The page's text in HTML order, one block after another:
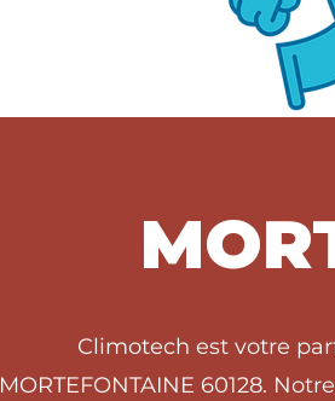
Climotech est votre
MORTEFONTAINE 60128.